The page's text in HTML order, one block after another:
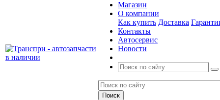
Магазин
О компании
Как купить Доставка
Контакты
Автосервис
Новости